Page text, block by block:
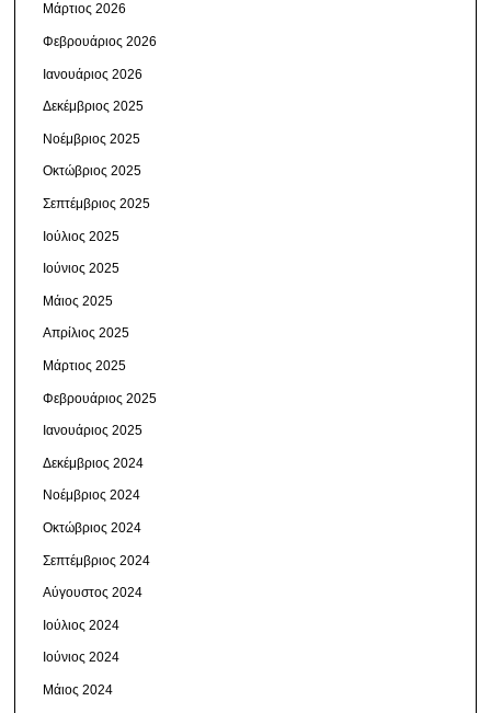
Μάρτιος 2026
Φεβρουάριος 2026
Ιανουάριος 2026
Δεκέμβριος 2025
Νοέμβριος 2025
Οκτώβριος 2025
Σεπτέμβριος 2025
Ιούλιος 2025
Ιούνιος 2025
Μάιος 2025
Απρίλιος 2025
Μάρτιος 2025
Φεβρουάριος 2025
Ιανουάριος 2025
Δεκέμβριος 2024
Νοέμβριος 2024
Οκτώβριος 2024
Σεπτέμβριος 2024
Αύγουστος 2024
Ιούλιος 2024
Ιούνιος 2024
Μάιος 2024